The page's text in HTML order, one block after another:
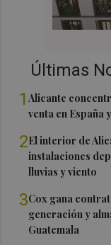
Últimas
1Alicante
venta en España
2El interior de
instalaciones
lluvias y viento
3Cox gana
generación y
Guatemala